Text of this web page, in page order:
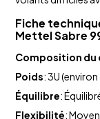
Fiche
Mettel Sabre
Composition du
Poids: 3U
Équilibre:
Flexibilité: